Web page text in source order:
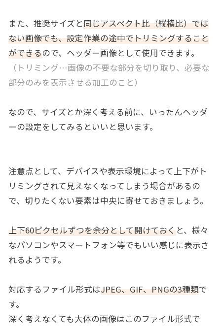
また、推奨サイズと同じアスペクト比（縦横比）では
ない画像でも、設定作業の途中でトリミングすること
ができるので、ヘッダー画像として使用できます。
（トリミング…画像の不要な部分を切り取り、必要な
部分のみを表示させる加工のこと）
なので、サイズとか深く考える前に、いったんヘッダ
ーの設定をしてみるといいと思います。
注意点として、デバイスや表示環境によって上下がト
リミングされて見えなくなってしまう場合があるの
で、切りたくない要素は中央に寄せておきましょう。
上下60ピクセルずつを余分として開けておくと、様々
なパソコンやスマートフォン等でもいい感じに表示さ
れるようです。
対応するファイル形式はJPEG、GIF、PNGの3種類で
す。
深く考えなくても大体の画像はこのファイル形式で